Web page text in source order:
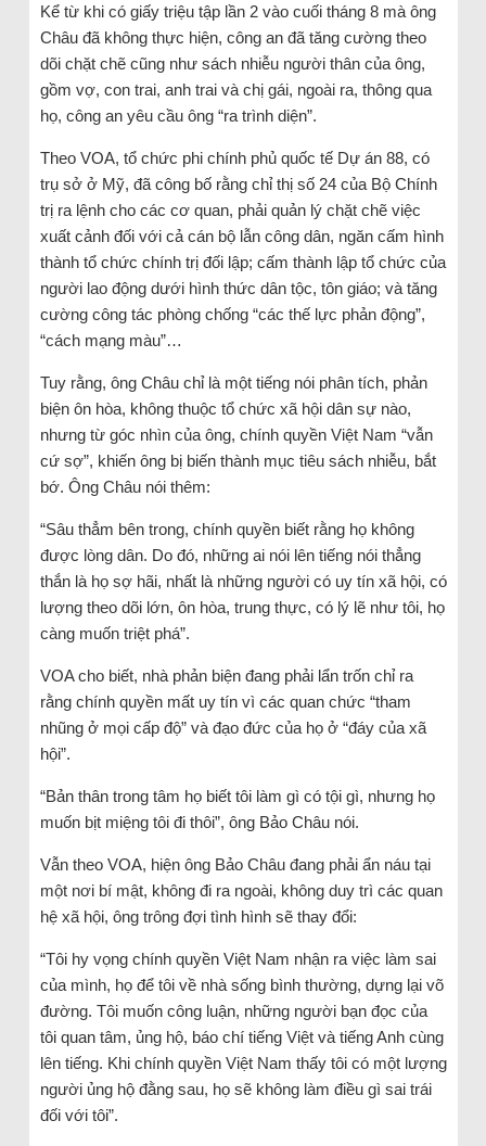
Kể từ khi có giấy triệu tập lần 2 vào cuối tháng 8 mà ông
Châu đã không thực hiện, công an đã tăng cường theo
dõi chặt chẽ cũng như sách nhiễu người thân của ông,
gồm vợ, con trai, anh trai và chị gái, ngoài ra, thông qua
họ, công an yêu cầu ông “ra trình diện”.
Theo VOA, tổ chức phi chính phủ quốc tế Dự án 88, có
trụ sở ở Mỹ, đã công bố rằng chỉ thị số 24 của Bộ Chính
trị ra lệnh cho các cơ quan, phải quản lý chặt chẽ việc
xuất cảnh đối với cả cán bộ lẫn công dân, ngăn cấm hình
thành tổ chức chính trị đối lập; cấm thành lập tổ chức của
người lao động dưới hình thức dân tộc, tôn giáo; và tăng
cường công tác phòng chống “các thế lực phản động”,
“cách mạng màu”…
Tuy rằng, ông Châu chỉ là một tiếng nói phân tích, phản
biện ôn hòa, không thuộc tổ chức xã hội dân sự nào,
nhưng từ góc nhìn của ông, chính quyền Việt Nam “vẫn
cứ sợ”, khiến ông bị biến thành mục tiêu sách nhiễu, bắt
bớ. Ông Châu nói thêm:
“Sâu thẳm bên trong, chính quyền biết rằng họ không
được lòng dân. Do đó, những ai nói lên tiếng nói thẳng
thắn là họ sợ hãi, nhất là những người có uy tín xã hội, có
lượng theo dõi lớn, ôn hòa, trung thực, có lý lẽ như tôi, họ
càng muốn triệt phá”.
VOA cho biết, nhà phản biện đang phải lẩn trốn chỉ ra
rằng chính quyền mất uy tín vì các quan chức “tham
nhũng ở mọi cấp độ” và đạo đức của họ ở “đáy của xã
hội”.
“Bản thân trong tâm họ biết tôi làm gì có tội gì, nhưng họ
muốn bịt miệng tôi đi thôi”, ông Bảo Châu nói.
Vẫn theo VOA, hiện ông Bảo Châu đang phải ẩn náu tại
một nơi bí mật, không đi ra ngoài, không duy trì các quan
hệ xã hội, ông trông đợi tình hình sẽ thay đổi:
“Tôi hy vọng chính quyền Việt Nam nhận ra việc làm sai
của mình, họ để tôi về nhà sống bình thường, dựng lại võ
đường. Tôi muốn công luận, những người bạn đọc của
tôi quan tâm, ủng hộ, báo chí tiếng Việt và tiếng Anh cùng
lên tiếng. Khi chính quyền Việt Nam thấy tôi có một lượng
người ủng hộ đằng sau, họ sẽ không làm điều gì sai trái
đối với tôi”.